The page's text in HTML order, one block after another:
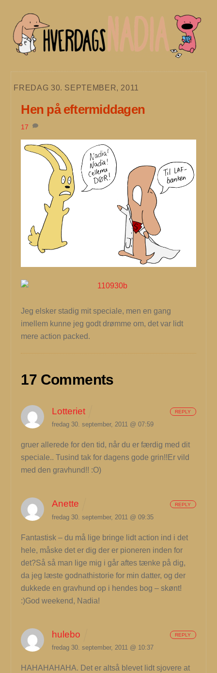
content
FREDAG 30. SEPTEMBER, 2011
Hen på eftermiddagen
17
Jeg elsker stadig mit speciale, men en gang
imellem kunne jeg godt drømme om, det var lidt
mere action packed.
17 Comments
Lotteriet
fredag 30. september, 2011 @ 07:59
gruer allerede for den tid, når du er færdig med dit
speciale.. Tusind tak for dagens gode grin!!Er vild
med den gravhund!! :O)
REPLY
Anette
fredag 30. september, 2011 @ 09:35
Fantastisk – du må lige bringe lidt action ind i det
hele, måske det er dig der er pioneren inden for
det?Så så man lige mig i går aftes tænke på dig,
da jeg læste godnathistorie for min datter, og der
dukkede en gravhund op i hendes bog – skønt!
:)God weekend, Nadia!
REPLY
hulebo
fredag 30. september, 2011 @ 10:37
HAHAHAHAHA. Det er altså blevet lidt sjovere at
REPLY